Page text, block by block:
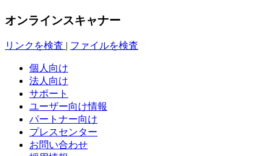
オンラインスキャナー
リンクを検査 | ファイルを検査
個人向け
法人向け
サポート
ユーザー向け情報
パートナー向け
プレスセンター
お問い合わせ